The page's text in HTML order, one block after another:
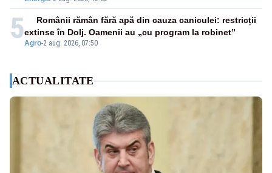
5Agro-2 aug. 2026, 07:50
Românii rămân fără apă din cauza caniculei: restricții
extinse în Dolj. Oamenii au „cu program la robinet”
ACTUALITATE